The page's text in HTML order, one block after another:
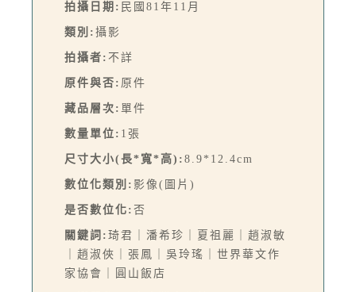
拍攝日期: 民國81年11月
類別: 攝影
拍攝者: 不詳
原件與否: 原件
藏品層次: 單件
數量單位: 1張
尺寸大小(長*寬*高): 8.9*12.4cm
數位化類別: 影像(圖片)
是否數位化: 否
關鍵詞: 琦君｜潘希珍｜夏祖麗｜趙淑敏
｜趙淑俠｜張鳳｜吳玲瑤｜世界華文作
家協會｜圓山飯店